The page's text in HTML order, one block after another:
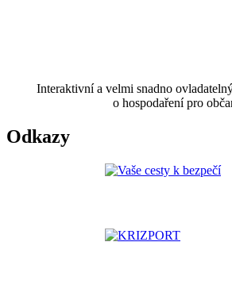
Interaktivní a velmi snadno
o hospodaření pro
Odkazy